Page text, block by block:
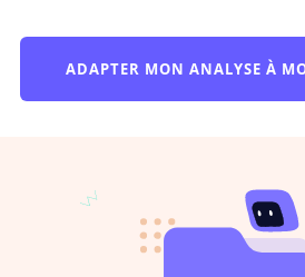
ADAPTER MON ANALYSE À